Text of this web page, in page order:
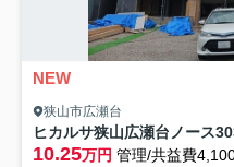
NEW
狭山市広瀬台
ヒカルサ狭山広瀬台ノース
10.25万円 管理/共益費